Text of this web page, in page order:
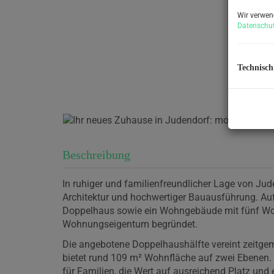
Beschreibung
In ruhiger und familienfreundlicher Lage von
Architektur und hochwertiger Bauausführung.
Doppelhaus sowie ein Wohngebäude mit fünf
Wohnungseigentum begründet.
Die angebotene Doppelhaushälfte vereint
bietet rund 109 m² Wohnfläche auf zwei
für Familien, die Wert auf ausreichend Platz
Wir